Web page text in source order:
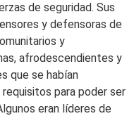
de seguridad. Sus
y defensoras de
y
afrodescendientes y
que se habían
para poder ser
eran líderes de